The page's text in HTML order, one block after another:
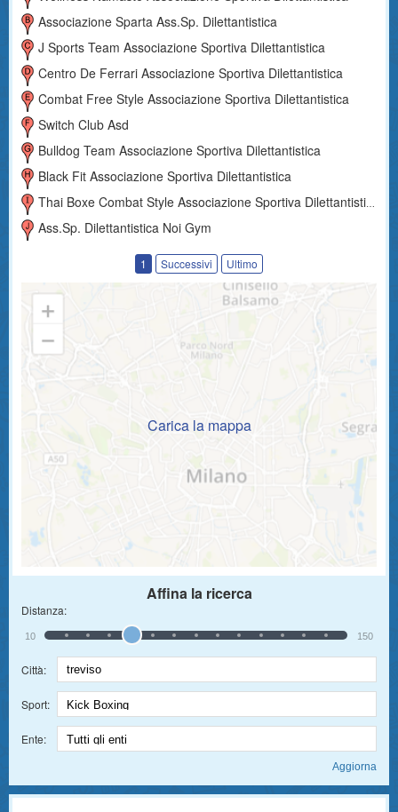
Associazione Sparta Ass.sp. Dilettantistica
J Sports Team Associazione Sportiva Dilettantistica
Centro De Ferrari Associazione Sportiva Dilettantistica
Combat Free Style Associazione Sportiva Dilettantistica
Switch Club Asd
Bulldog Team Associazione Sportiva Dilettantistica
Black Fit Associazione Sportiva Dilettantistica
Thai Boxe Combat Style Associazione Sportiva Dilettantistica
Ass.sp. Dilettantistica Noi Gym
1 Successivi Ultimo
Carica la mappa
Affina la ricerca
Distanza:
10 150
Città:
Sport:
Ente: